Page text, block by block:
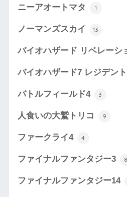
ニーアオートマタ 1
ノーマンズスカイ 13
バイオハザード リベレーシ
バイオハザード7 レジデン
バトルフィールド4 3
人食いの大鷲トリコ 9
ファークライ4 4
ファイナルファンタジー3 8
ファイナルファンタジー14